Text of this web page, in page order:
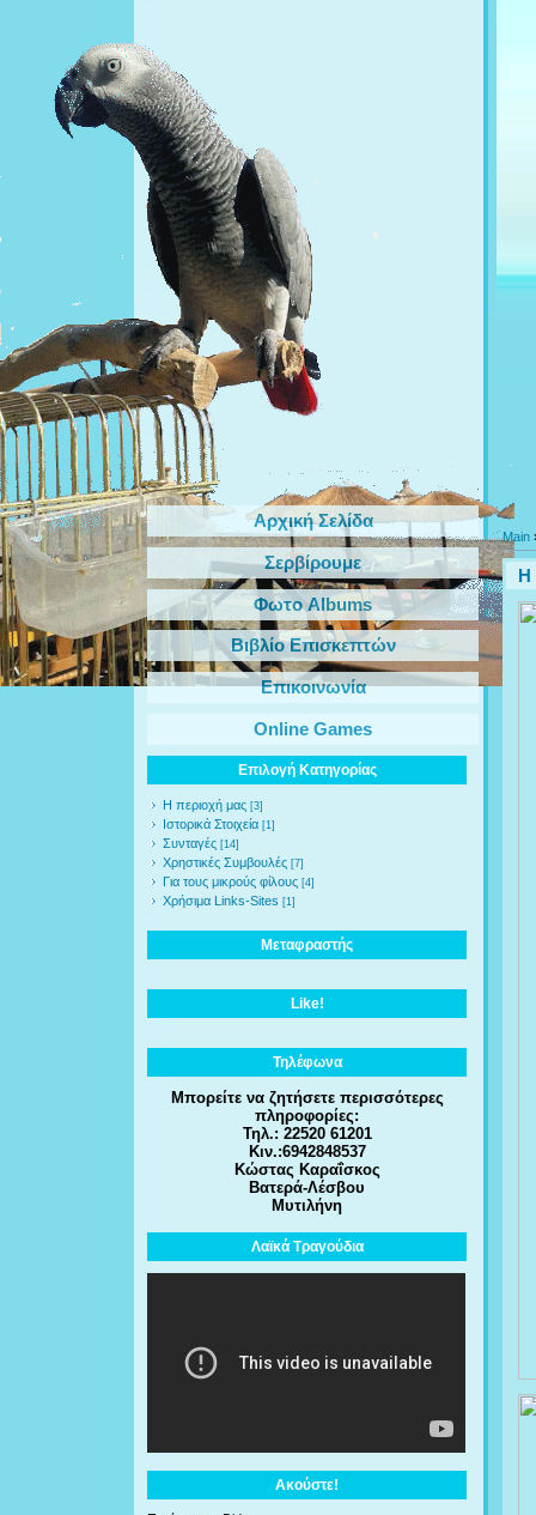
Αρχική Σελίδα
Σερβίρουμε
Φωτο Albums
Βιβλίο Επισκεπτών
Επικοινωνία
Online Games
Επιλογή Κατηγορίας
Η περιοχή μας [3]
Ιστορικά Στοιχεία [1]
Συνταγές [14]
Χρηστικές Συμβουλές [7]
Για τους μικρούς φίλους [4]
Χρήσιμα Links-Sites [1]
Μεταφραστής
Like!
Τηλέφωνα
Μπορείτε να ζητήσετε περισσότερες
πληροφορίες:
Τηλ.: 22520 61201
Κιν.:6942848537
Κώστας Καραΐσκος
Βατερά-Λέσβου
Μυτιλήνη
Λαϊκά Τραγούδια
Ακούστε!
Main
Η